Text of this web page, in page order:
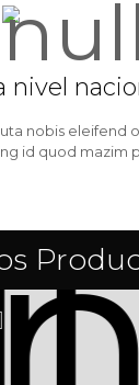
nivel
nobis eleifend
id quod mazim